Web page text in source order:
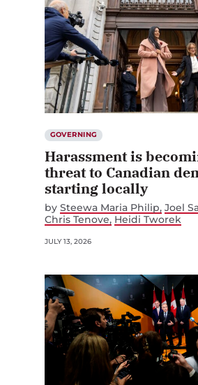
GOVERNING
Harassment is
threat to Canadian
starting locally
by Steewa Maria Philip Joel
Chris Tenove Heidi Tworek
JULY 13, 2026